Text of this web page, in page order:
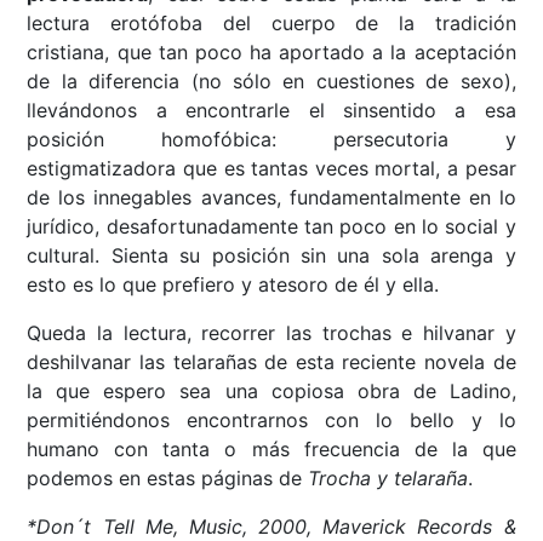
lectura erotófoba del cuerpo de la tradición
cristiana, que tan poco ha aportado a la aceptación
de la diferencia (no sólo en cuestiones de sexo),
llevándonos a encontrarle el sinsentido a esa
posición homofóbica: persecutoria y
estigmatizadora que es tantas veces mortal, a pesar
de los innegables avances, fundamentalmente en lo
jurídico, desafortunadamente tan poco en lo social y
cultural. Sienta su posición sin una sola arenga y
esto es lo que prefiero y atesoro de él y ella.
Queda la lectura, recorrer las trochas e hilvanar y
deshilvanar las telarañas de esta reciente novela de
la que espero sea una copiosa obra de Ladino,
permitiéndonos encontrarnos con lo bello y lo
humano con tanta o más frecuencia de la que
podemos en estas páginas de Trocha y telaraña.
*Don´t Tell Me, Music, 2000, Maverick Records &